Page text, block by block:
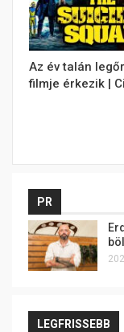
Az év talán
filmje érkezik |
PR
LEGFRISSEBB